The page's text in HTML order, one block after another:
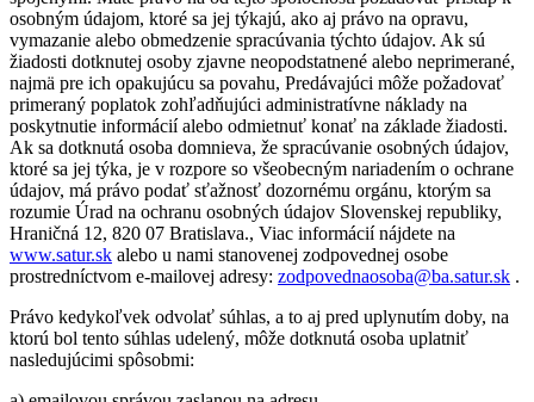
osobným údajom, ktoré sa jej týkajú, ako aj právo na opravu,
vymazanie alebo obmedzenie spracúvania týchto údajov. Ak sú
žiadosti dotknutej osoby zjavne neopodstatnené alebo neprimerané,
najmä pre ich opakujúcu sa povahu, Predávajúci môže požadovať
primeraný poplatok zohľadňujúci administratívne náklady na
poskytnutie informácií alebo odmietnuť konať na základe žiadosti.
Ak sa dotknutá osoba domnieva, že spracúvanie osobných údajov,
ktoré sa jej týka, je v rozpore so všeobecným nariadením o ochrane
údajov, má právo podať sťažnosť dozornému orgánu, ktorým sa
rozumie Úrad na ochranu osobných údajov Slovenskej republiky,
Hraničná 12, 820 07 Bratislava., Viac informácií nájdete na
www.satur.sk alebo u nami stanovenej zodpovednej osobe
prostredníctvom e-mailovej adresy: zodpovednaosoba@ba.satur.sk .
Právo kedykoľvek odvolať súhlas, a to aj pred uplynutím doby, na
ktorú bol tento súhlas udelený, môže dotknutá osoba uplatniť
nasledujúcimi spôsobmi: